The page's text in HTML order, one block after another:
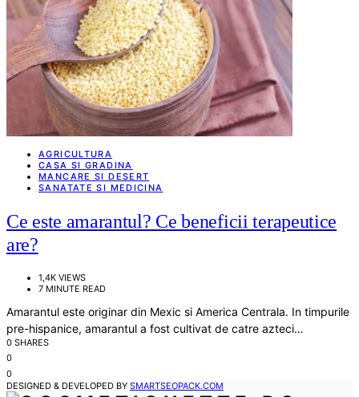
AGRICULTURA
CASA SI GRADINA
MANCARE SI DESERT
SANATATE SI MEDICINA
Ce este amarantul? Ce beneficii terapeutice
are?
1,4K VIEWS
7 MINUTE READ
Amarantul este originar din Mexic si America Centrala. In timpurile
pre-hispanice, amarantul a fost cultivat de catre azteci…
0 SHARES
0
0
DESIGNED & DEVELOPED BY SMARTSEOPACK.COM